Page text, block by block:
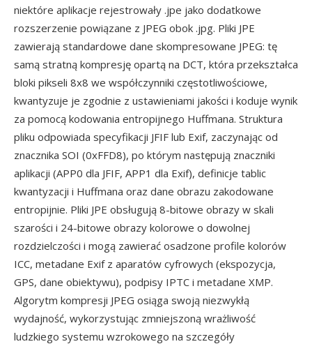
niektóre aplikacje rejestrowały .jpe jako dodatkowe
rozszerzenie powiązane z JPEG obok .jpg. Pliki JPE
zawierają standardowe dane skompresowane JPEG: tę
samą stratną kompresję opartą na DCT, która przekształca
bloki pikseli 8x8 we współczynniki częstotliwościowe,
kwantyzuje je zgodnie z ustawieniami jakości i koduje wynik
za pomocą kodowania entropijnego Huffmana. Struktura
pliku odpowiada specyfikacji JFIF lub Exif, zaczynając od
znacznika SOI (0xFFD8), po którym następują znaczniki
aplikacji (APP0 dla JFIF, APP1 dla Exif), definicje tablic
kwantyzacji i Huffmana oraz dane obrazu zakodowane
entropijnie. Pliki JPE obsługują 8-bitowe obrazy w skali
szarości i 24-bitowe obrazy kolorowe o dowolnej
rozdzielczości i mogą zawierać osadzone profile kolorów
ICC, metadane Exif z aparatów cyfrowych (ekspozycja,
GPS, dane obiektywu), podpisy IPTC i metadane XMP.
Algorytm kompresji JPEG osiąga swoją niezwykłą
wydajność, wykorzystując zmniejszoną wrażliwość
ludzkiego systemu wzrokowego na szczegóły